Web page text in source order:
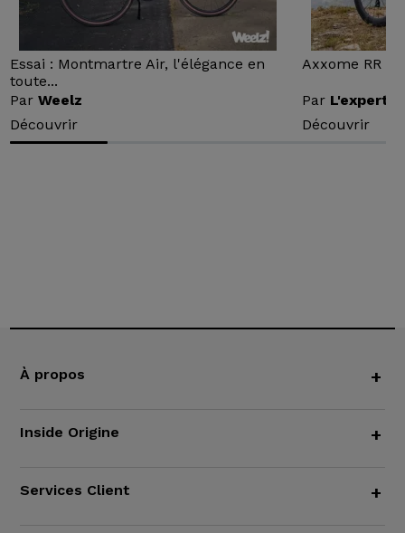
Essai : Montmartre Air, l'élégance en
toute...
ParWeelz
Découvrir
Axxome RR :
Par L'expert
Découvrir
À propos +
Inside Origine +
Services Client +